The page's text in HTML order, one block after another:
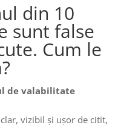
din 10
sunt false
Cum le
de valabilitate
vizibil și ușor de citit,